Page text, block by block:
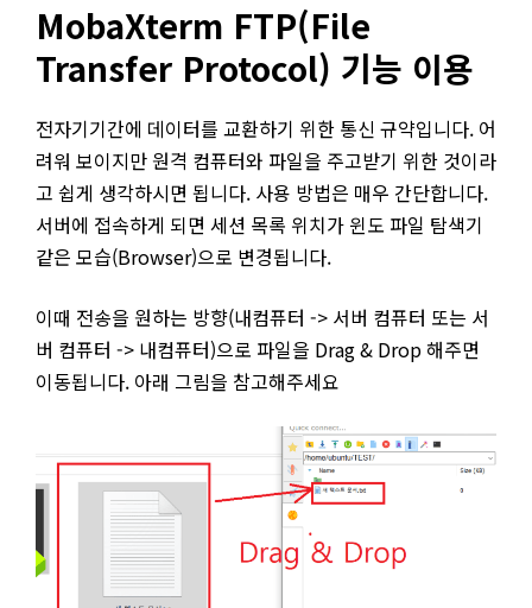
MobaXterm FTP(File
Transfer Protocol) 기능 이용
전자기기간에 데이터를 교환하기 위한 통신 규약입니다. 어
려워 보이지만 원격 컴퓨터와 파일을 주고받기 위한 것이라
고 쉽게 생각하시면 됩니다. 사용 방법은 매우 간단합니다.
서버에 접속하게 되면 세션 목록 위치가 윈도 파일 탐색기
같은 모습(Browser)으로 변경됩니다.
이때 전송을 원하는 방향(내컴퓨터 -> 서버 컴퓨터 또는 서
버 컴퓨터 -> 내컴퓨터)으로 파일을 Drag & Drop 해주면
이동됩니다. 아래 그림을 참고해주세요